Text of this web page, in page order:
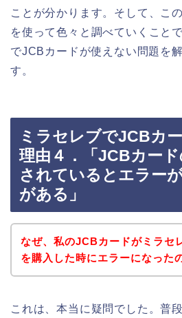
ことが分かります。そして、こ
を使って色々と調べていくこと
でJCBカードが使えない問題を
す。
ミラセレブでJCBカ
理由４．「JCBカー
されているとエラー
がある」
なぜ、私のJCBカードがミラセ
を購入した時にエラーになった
これは、本当に疑問でした。普